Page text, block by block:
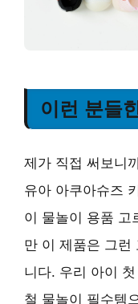
이런 분들
제가 직접 써보니
유아 아쿠아슈즈
이 물놀이 용품 고
만 이 제품은 그런
니다. 우리 아이
철 물놀이 필수템